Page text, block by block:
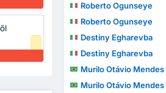
Roberto Ogunseye
Roberto Ogunseye
Destiny Egharevba
Destiny Egharevba
Murilo Otávio Mendes
Murilo Otávio Mendes